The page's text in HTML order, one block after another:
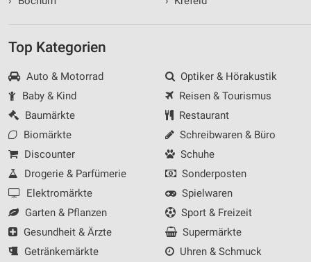
Top Kategorien
Auto & Motorrad
Baby & Kind
Baumärkte
Biomärkte
Discounter
Drogerie & Parfümerie
Elektromärkte
Garten & Pflanzen
Gesundheit & Ärzte
Getränkemärkte
Optiker & Hörakustik
Reisen & Tourismus
Restaurant
Schreibwaren & Büro
Schuhe
Sonderposten
Spielwaren
Sport & Freizeit
Supermärkte
Uhren & Schmuck